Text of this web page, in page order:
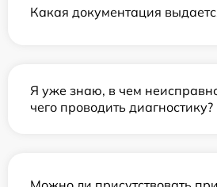
Какая документация
Я уже знаю, в чем
чего проводить диагностику?